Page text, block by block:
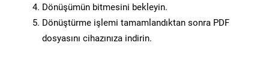
Dönüşümün bitmesini bekleyin.
Dönüştürme işlemi tamamlandıktan sonra PDF
dosyasını cihazınıza indirin.